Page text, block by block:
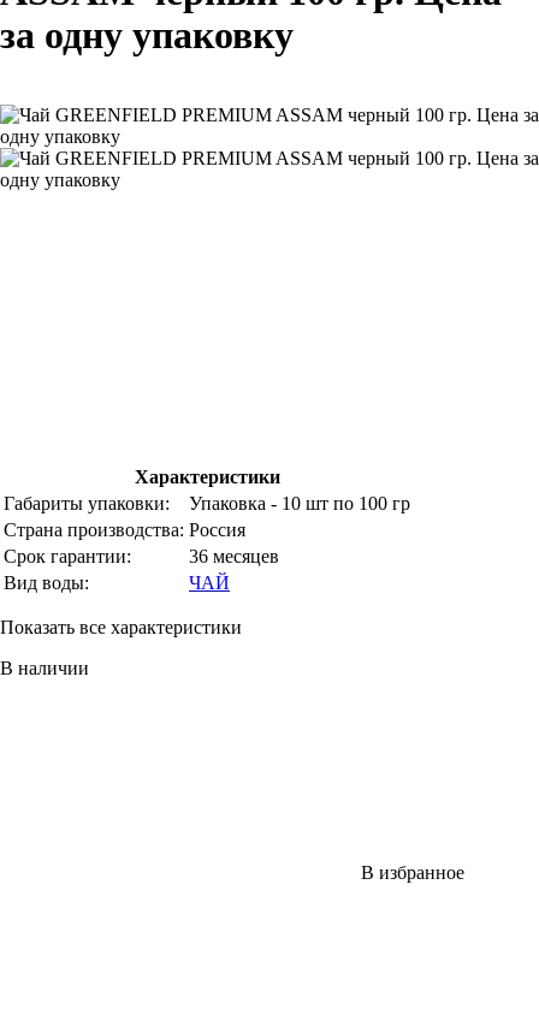
за одну упаковку
Характеристики
Габариты упаковки:
Упаковка - 10 шт по 100 гр
Страна производства: Россия
Срок гарантии:
36 месяцев
Вид воды:
ЧАЙ
Показать все характеристики
В наличии
В избранное